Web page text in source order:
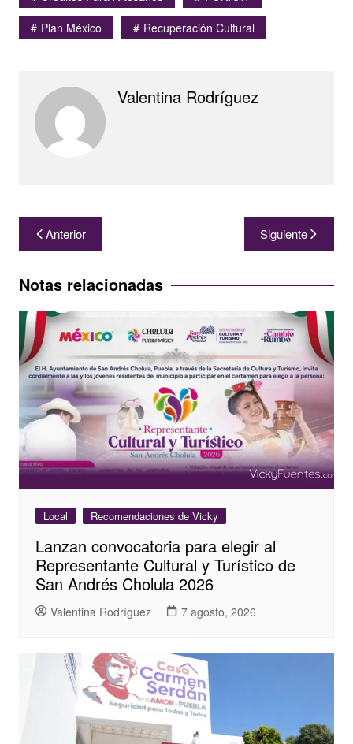
Plan México
Recuperación Cultural
Valentina Rodríguez
Navegación
de
entradas
Anterior Siguiente
Notas relacionadas
Local Recomendaciones de Vicky
Lanzan convocatoria para elegir al
Representante Cultural y Turístico de
San Andrés Cholula 2026
Valentina Rodríguez 7 agosto, 2026